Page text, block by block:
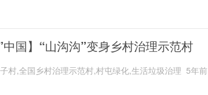
中国】“山沟沟”变身乡村治理示范村
村,全国乡村治理示范村,村屯绿化,生活垃圾治理 5年前